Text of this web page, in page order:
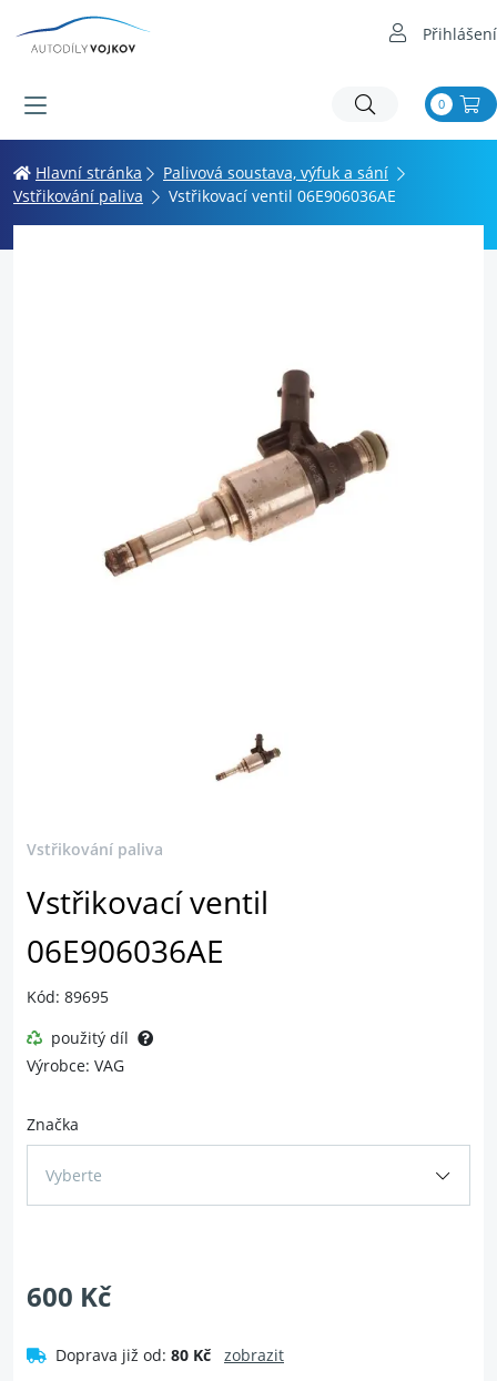
Přihlášení
0
Hlavní stránka
Palivová soustava, výfuk a sání
Vstřikování paliva
Vstřikovací ventil 06E906036AE
Vstřikování paliva
Vstřikovací ventil
06E906036AE
Kód: 89695
použitý díl
Výrobce: VAG
Značka
Vyberte
600 Kč
Doprava již od: 80 Kč
zobrazit